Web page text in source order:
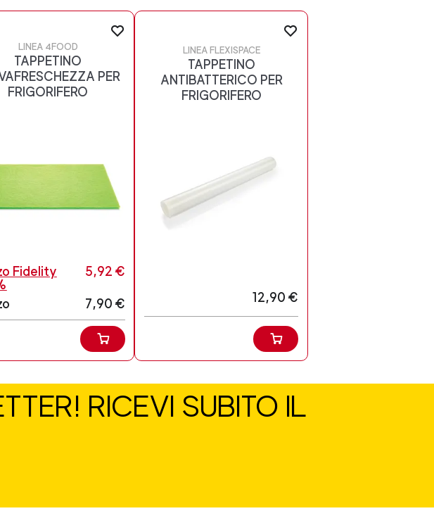
LINEA 4FOOD
TAPPETINO
PER
FRIGORIFERO
Fidelity
5,92 €
7,90 €
LINEA FLEXISPACE
TAPPETINO
ANTIBATTERICO PER
FRIGORIFERO
12,90 €
RICEVI SUBITO IL